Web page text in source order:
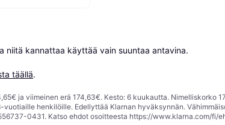
niitä kannattaa käyttää vain suuntaa antavina.
täällä.
ja viimeinen erä 174,63€. Kesto: 6 kuukautta. Nimelliskorko
henkilöille. Edellyttää Klarnan hyväksynnän.
0431. Katso ehdot osoitteesta https://www.klarna.com/fi/